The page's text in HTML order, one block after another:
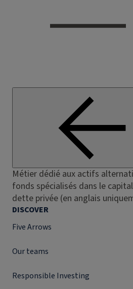
Métier dédié aux actifs
fonds spécialisés dans le
dette privée (en anglais
DISCOVER
Five Arrows
Our teams
Responsible Investing